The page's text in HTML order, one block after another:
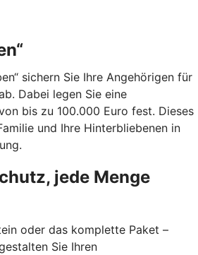
sichern Sie Ihre Angehörigen für
Dabei legen Sie eine
bis zu 100.000 Euro fest. Dieses
und Ihre Hinterbliebenen in
jede Menge
oder das komplette Paket –
Sie Ihren